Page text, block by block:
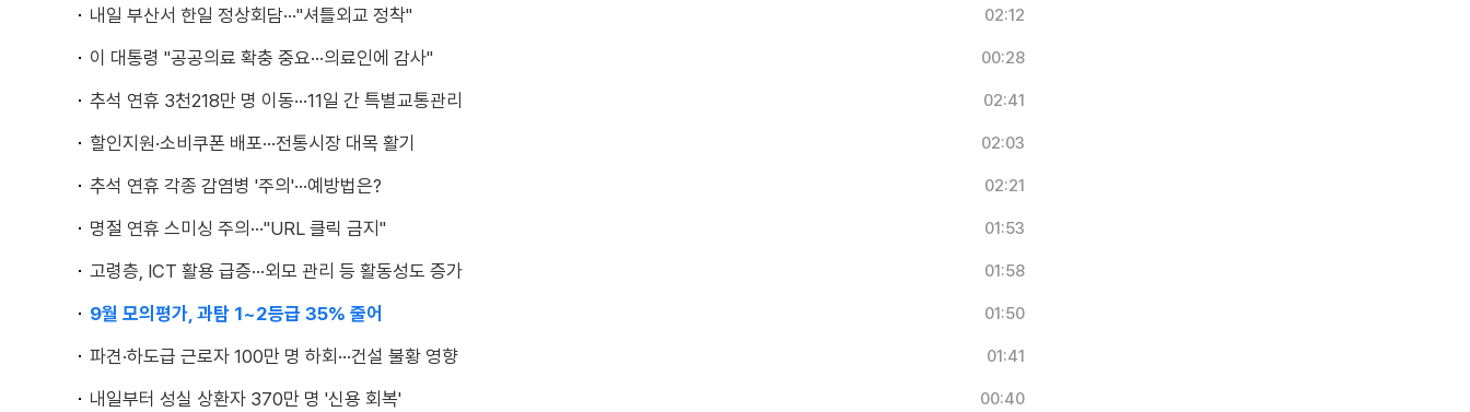
내일 부산서 한일 정상회담···"셔틀외교 정착" 02:12
이 대통령 "공공의료 확충 중요···의료인에 감사" 00:28
추석 연휴 3천218만 명 이동···11일 간 특별교통관리 02:41
할인지원·소비쿠폰 배포···전통시장 대목 활기 02:03
추석 연휴 각종 감염병 '주의'···예방법은? 02:21
명절 연휴 스미싱 주의···"URL 클릭 금지" 01:53
고령층, ICT 활용 급증···외모 관리 등 활동성도 증가 01:58
9월 모의평가, 과탐 1~2등급 35% 줄어 01:50
파견·하도급 근로자 100만 명 하회···건설 불황 영향 01:41
내일부터 성실 상환자 370만 명 '신용 회복' 00:40